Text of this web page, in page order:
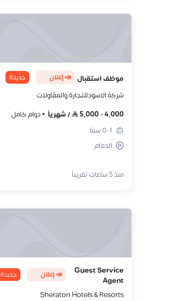
موظف استقبال 📣 إعلان جديدة
شركة الاسودللتجارة والمقاولات
4,000
-
5,000
/ شهرياً
دوام كامل
0-1سنة
الدمام
منذ 5 ساعات تقريباً
Guest Service
Agent
📣 إعلان جديدة
Sheraton Hotels & Resorts